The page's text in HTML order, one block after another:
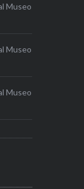
Museo
Museo
Museo